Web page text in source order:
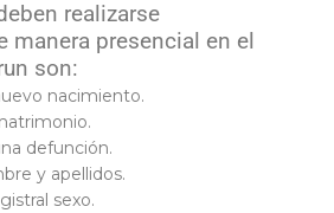
realizarse
manera presencial en el
son:
nacimiento.
defunción.
y apellidos.
sexo.